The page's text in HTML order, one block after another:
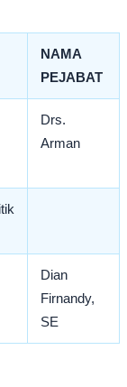
NAMA
PEJABAT
Drs.
Arman
Dian
Firnandy,
SE